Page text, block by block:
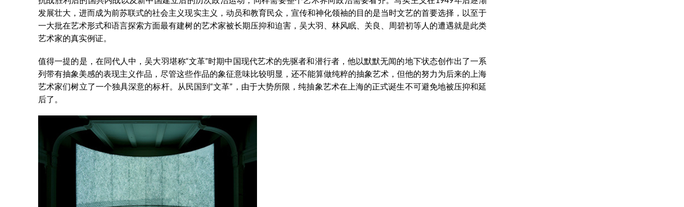
发展壮大，进而成为前苏联式的社会主义现实主义，动员和教育民众，宣传和神化领袖的目的是当时文艺的首要选择，以至于
一大批在艺术形式和语言探索方面最有建树的艺术家被长期压抑和迫害，吴大羽、林风眠、关良、周碧初等人的遭遇就是此类
艺术家的真实例证。
值得一提的是，在同代人中，吴大羽堪称“文革”时期中国现代艺术的先驱者和潜行者，他以默默无闻的地下状态创作出了一系
列带有抽象美感的表现主义作品，尽管这些作品的象征意味比较明显，还不能算做纯粹的抽象艺术，但他的努力为后来的上海
艺术家们树立了一个独具深意的标杆。从民国到“文革”，由于大势所限，纯抽象艺术在上海的正式诞生不可避免地被压抑和延
后了。